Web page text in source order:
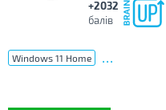
+2032
балів
Windows 11 Home ...